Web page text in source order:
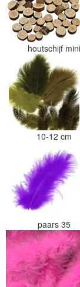
houtschijf mini
10-12 cm
paars 35